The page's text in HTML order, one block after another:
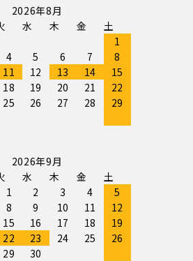
2026年8月
水 木 金
土
1
4 5 6 7
8
11 12 13 14
15
18 19 20 21
22
25 26 27 28
29
2026年9月
水 木 金
土
1
2 3 4
5
8 9 10 11
12
15 16 17 18
19
22 23 24 25
26
29
30